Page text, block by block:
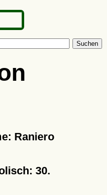
Suchen
Raniero
30.